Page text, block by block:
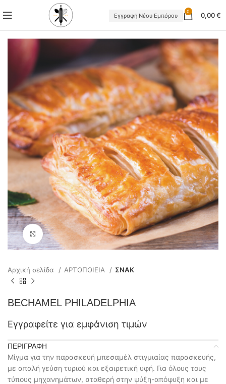
Εγγραφή Νέου Εμπόρου
0 0,00€
Click to enlarge
Αρχική σελίδα ΑΡΤΟΠΟΙΕΙΑ ΣΝΑΚ
BECHAMEL PHILADELPHIA
Εγγραφείτε για εμφάνιση τιμών
ΠΕΡΙΓΡΑΦΉ
Μίγμα για την παρασκευή μπεσαμέλ στιγμιαίας παρασκευής,
με απαλή γεύση τυριού και εξαιρετική υφή. Για όλους τους
τύπους μηχανημάτων, σταθερή στην ψύξη-απόψυξη και με